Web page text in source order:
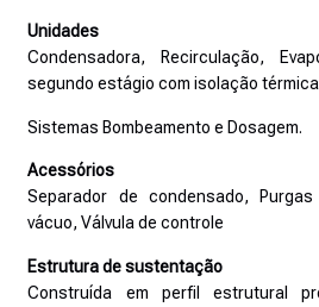
Unidades
Condensadora, Recirculação,
segundo estágio com isolação
Sistemas Bombeamento e Dosagem.
Acessórios
Separador de condensado,
vácuo, Válvula de controle
Estrutura de sustentação
Construída em perfil estrutural